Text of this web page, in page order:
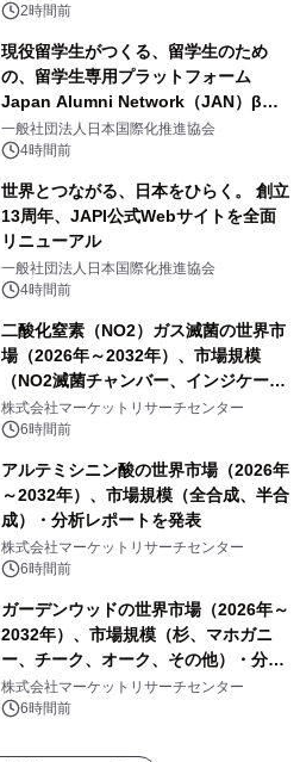
2時間前
現役留学生がつくる、留学生のため
の、留学生専用プラットフォーム
Japan Alumni Network（JAN）β版
をリリース
一般社団法人日本国際化推進協会
4時間前
世界とつながる、日本をひらく。 創立
13周年、JAPI公式Webサイトを全面
リニューアル
一般社団法人日本国際化推進協会
4時間前
二酸化窒素（NO2）ガス滅菌の世界市
場（2026年～2032年）、市場規模
（NO2滅菌チャンバー、インジケータ
ーおよびモニタリングシステム、その
他）・分析レポートを発表
株式会社マーケットリサーチセンター
6時間前
アルテミシニン酸の世界市場（2026年
～2032年）、市場規模（全合成、半合
成）・分析レポートを発表
株式会社マーケットリサーチセンター
6時間前
ガーデンウッドの世界市場（2026年～
2032年）、市場規模（杉、マホガニ
ー、チーク、オーク、その他）・分析
レポートを発表
株式会社マーケットリサーチセンター
6時間前